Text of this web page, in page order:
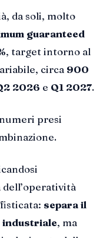
da soli, molto
guaranteed
, target intorno al
circa 900
2026 e Q1 2027.
presi
separa il
, ma